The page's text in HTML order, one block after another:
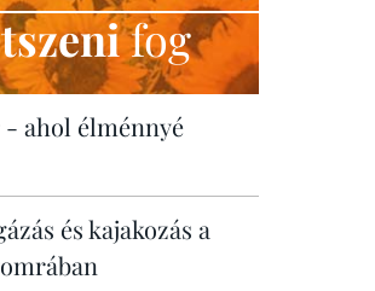
fog
ahol élménnyé
és kajakozás a